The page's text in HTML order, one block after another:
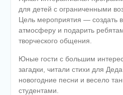
для детей с ограниченными
Цель мероприятия — создать
атмосферу и подарить
творческого общения.
Юные гости с большим
загадки, читали стихи для
новогодние песни и весело
студентами.